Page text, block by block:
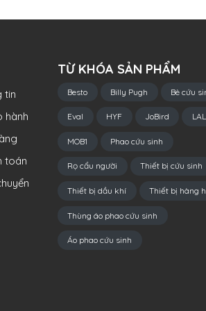
tin
hành
toán
TỪ KHÓA SẢN PHẨM
Besto Billy Pugh Bè cứu
Eval HYF JoBird
MOB1 Phao cứu sinh
Rọ cẩu người Thiết bị cứu sinh
Thiết bị dầu khí Thiết bị hàng
Thùng áo phao cứu sinh
Áo phao cứu sinh